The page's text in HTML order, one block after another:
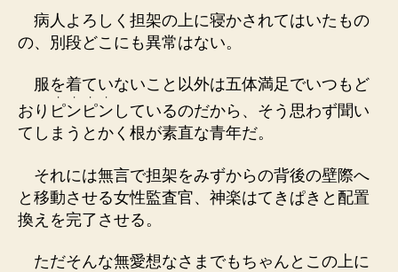
病人よろしく担架の上に寝かされてはいたもの
の、別段どこにも異常はない。
服を着ていないこと以外は五体満足でいつもど
おり ピ
・
ン
・
ピ
・
ン
・
しているのだから、そう思わず聞い
てしまうとかく根が素直な青年だ。
それには無言で担架をみずからの背後の壁際へ
と移動させる女性監査官、神楽はてきぱきと配置
換えを完了させる。
ただそんな無愛想なさまでもちゃんとこの上に